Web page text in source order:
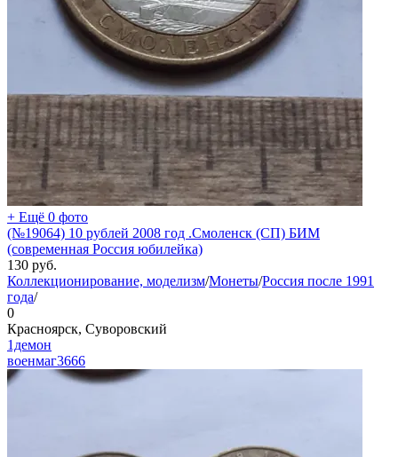
+ Ещё 0 фото
(№19064) 10 рублей 2008 год .Смоленск (СП) БИМ
(современная Россия юбилейка)
130 руб.
Коллекционирование, моделизм/Монеты/Россия после 1991
года/
0
Красноярск, Суворовский
1демон
военмаг3666